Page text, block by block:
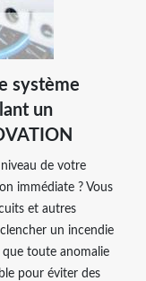
système
un
de votre
immédiate ? Vous
et autres
un incendie
toute anomalie
pour éviter des